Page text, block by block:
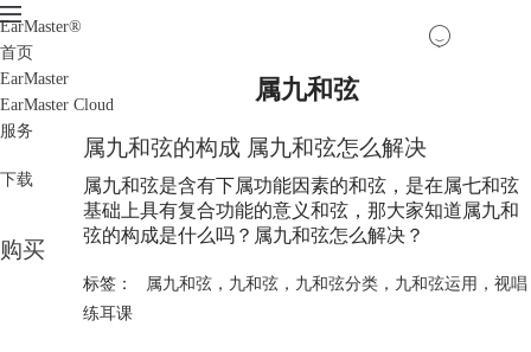
EarMaster®
首页
EarMaster
EarMaster Cloud
服务
下载
购买
属九和弦
属九和弦的构成 属九和弦怎么解决
属九和弦是含有下属功能因素的和弦，是在属七和弦
基础上具有复合功能的意义和弦，那大家知道属九和
弦的构成是什么吗？属九和弦怎么解决？
标签： 属九和弦， 九和弦， 九和弦分类， 九和弦运用 ， 视唱
练耳课